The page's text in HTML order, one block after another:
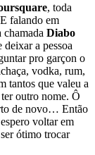
, toda
falando em
Diabo
a pessoa
pro garçon o
vodka, rum,
tantos que valeu a
outro nome. Ô
de novo… Então
voltar em
ótimo trocar